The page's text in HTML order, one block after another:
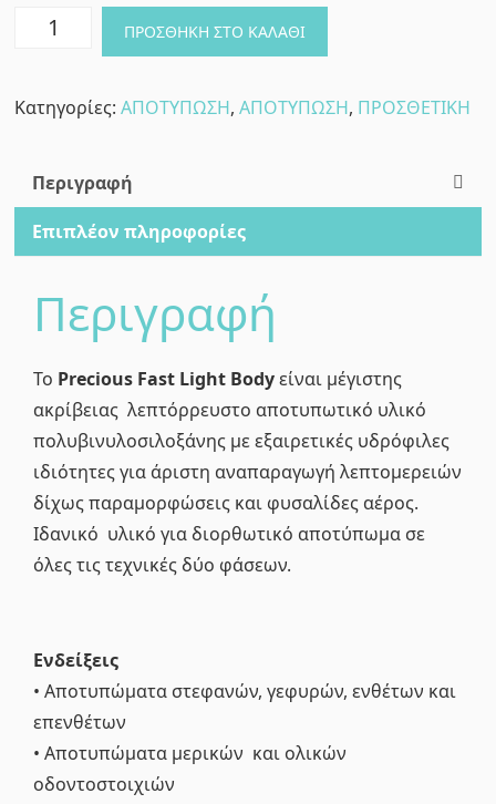
Λεπτόρρευστο
Αποτυπωτικό
-
2x50ml
LIGHT
ποσότητα
ΠΡΟΣΘΉΚΗ ΣΤΟ ΚΑΛΆΘΙ
Κατηγορίες:ΑΠΟΤΥΠΩΣΗ,ΑΠΟΤΥΠΩΣΗ, ΠΡΟΣΘΕΤΙΚΗ
Περιγραφή
Επιπλέον πληροφορίες
Περιγραφή
Το Precious Fast Light Bodyείναι μέγιστης
ακρίβειας λεπτόρρευστο αποτυπωτικό υλικό
πολυβινυλοσιλοξάνης με εξαιρετικές υδρόφιλες
ιδιότητες για άριστη αναπαραγωγή λεπτομερειών
δίχως παραμορφώσεις και φυσαλίδες αέρος.
Ιδανικό υλικό για διορθωτικό αποτύπωμα σε
όλες τις τεχνικές δύο φάσεων.
Ενδείξεις
• Αποτυπώματα στεφανών, γεφυρών, ενθέτων και
επενθέτων
• Αποτυπώματα μερικών και ολικών
οδοντοστοιχιών